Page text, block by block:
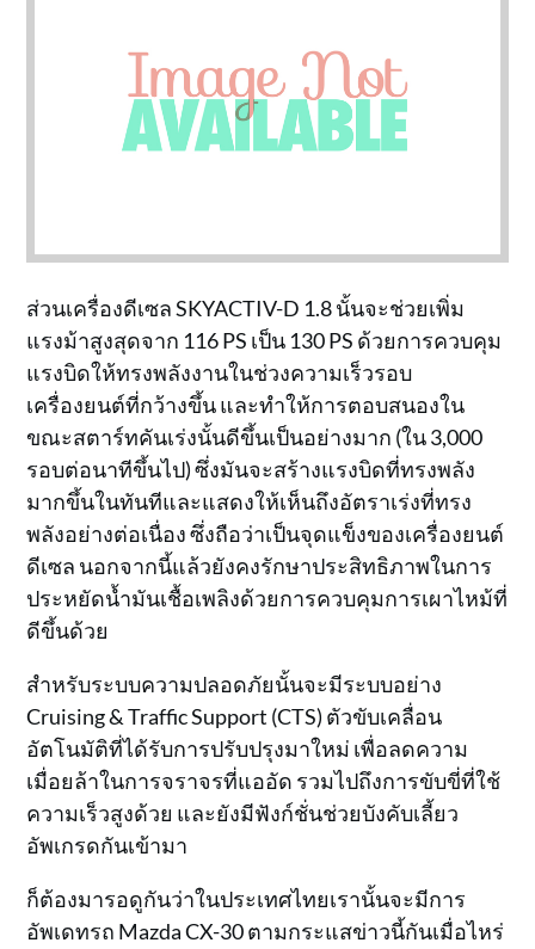
ส่วนเครื่องดีเซล SKYACTIV-D 1.8 นั้นจะช่วยเพิ่ม
แรงม้าสูงสุดจาก 116 PS เป็น 130 PS ด้วยการควบคุม
แรงบิดให้ทรงพลังงานในช่วงความเร็วรอบ
เครื่องยนต์ที่กว้างขึ้น และทำให้การตอบสนองใน
ขณะสตาร์ทคันเร่งนั้นดีขึ้นเป็นอย่างมาก (ใน 3,000
รอบต่อนาทีขึ้นไป) ซึ่งมันจะสร้างแรงบิดที่ทรงพลัง
มากขึ้นในทันทีและแสดงให้เห็นถึงอัตราเร่งที่ทรง
พลังอย่างต่อเนื่อง ซึ่งถือว่าเป็นจุดแข็งของเครื่องยนต์
ดีเซล นอกจากนี้แล้วยังคงรักษาประสิทธิภาพในการ
ประหยัดน้ำมันเชื้อเพลิงด้วยการควบคุมการเผาไหม้ที่
ดีขึ้นด้วย
สำหรับระบบความปลอดภัยนั้นจะมีระบบอย่าง
Cruising & Traffic Support (CTS) ตัวขับเคลื่อน
อัตโนมัติที่ได้รับการปรับปรุงมาใหม่ เพื่อลดความ
เมื่อยล้าในการจราจรที่แออัด รวมไปถึงการขับขี่ที่ใช้
ความเร็วสูงด้วย และยังมีฟังก์ชั่นช่วยบังคับเลี้ยว
อัพเกรดกันเข้ามา
ก็ต้องมารอดูกันว่าในประเทศไทยเรานั้นจะมีการ
อัพเดทรถ Mazda CX-30 ตามกระแสข่าวนี้กันเมื่อไหร่